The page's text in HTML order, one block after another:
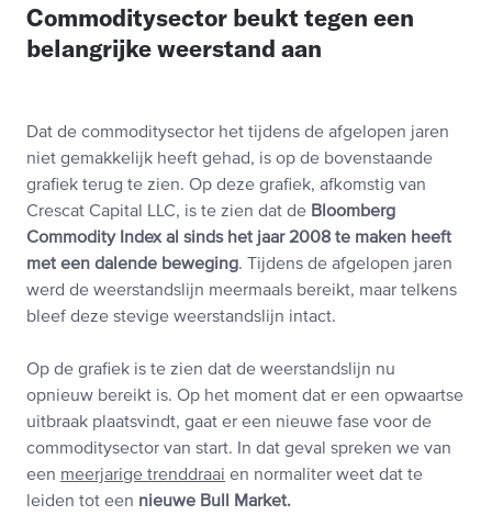
Commoditysector beukt tegen een
belangrijke weerstand aan
Dat de commoditysector het tijdens de afgelopen jaren
niet gemakkelijk heeft gehad, is op de bovenstaande
grafiek terug te zien. Op deze grafiek, afkomstig van
Crescat Capital LLC, is te zien dat de Bloomberg
Commodity Index al sinds het jaar 2008 te maken heeft
met een dalende beweging. Tijdens de afgelopen jaren
werd de weerstandslijn meermaals bereikt, maar telkens
bleef deze stevige weerstandslijn intact.
Op de grafiek is te zien dat de weerstandslijn nu
opnieuw bereikt is. Op het moment dat er een opwaartse
uitbraak plaatsvindt, gaat er een nieuwe fase voor de
commoditysector van start. In dat geval spreken we van
een meerjarige trenddraai en normaliter weet dat te
leiden tot een nieuwe Bull Market.